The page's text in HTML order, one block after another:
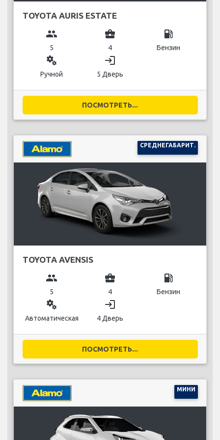
TOYOTA AURIS ESTATE
group
5
business_center
4
local_gas_station
Бензин
miscellaneous_services
Ручной
login
5 Дверь
ПОСМОТРЕТЬ...
СРЕДНЕГАБАРИТ.
TOYOTA AVENSIS
group
5
business_center
4
local_gas_station
Бензин
miscellaneous_services
Автоматическая
login
4 Дверь
ПОСМОТРЕТЬ...
МИНИ